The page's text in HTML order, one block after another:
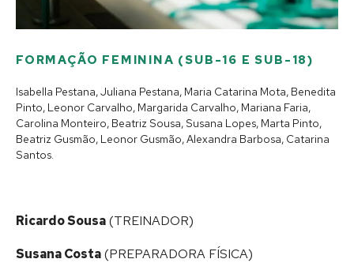
FORMAÇÃO FEMININA (SUB-16 E SUB-18)
Isabella Pestana, Juliana Pestana, Maria Catarina Mota, Benedita
Pinto, Leonor Carvalho, Margarida Carvalho, Mariana Faria,
Carolina Monteiro, Beatriz Sousa, Susana Lopes, Marta Pinto,
Beatriz Gusmão, Leonor Gusmão, Alexandra Barbosa, Catarina
Santos.
Ricardo Sousa(TREINADOR)
Susana Costa(PREPARADORA FÍSICA)